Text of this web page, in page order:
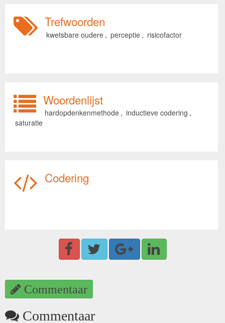
Trefwoorden
kwetsbare oudere , perceptie , risicofactor
Woordenlijst
hardopdenkenmethode , inductieve codering ,
saturatie
Codering
Commentaar
Commentaar